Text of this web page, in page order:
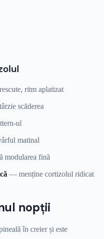
ritm aplatizat
scăderea
ul
matinal
modularea fină
— menține cortizolul ridicat
nopții
în creier și este